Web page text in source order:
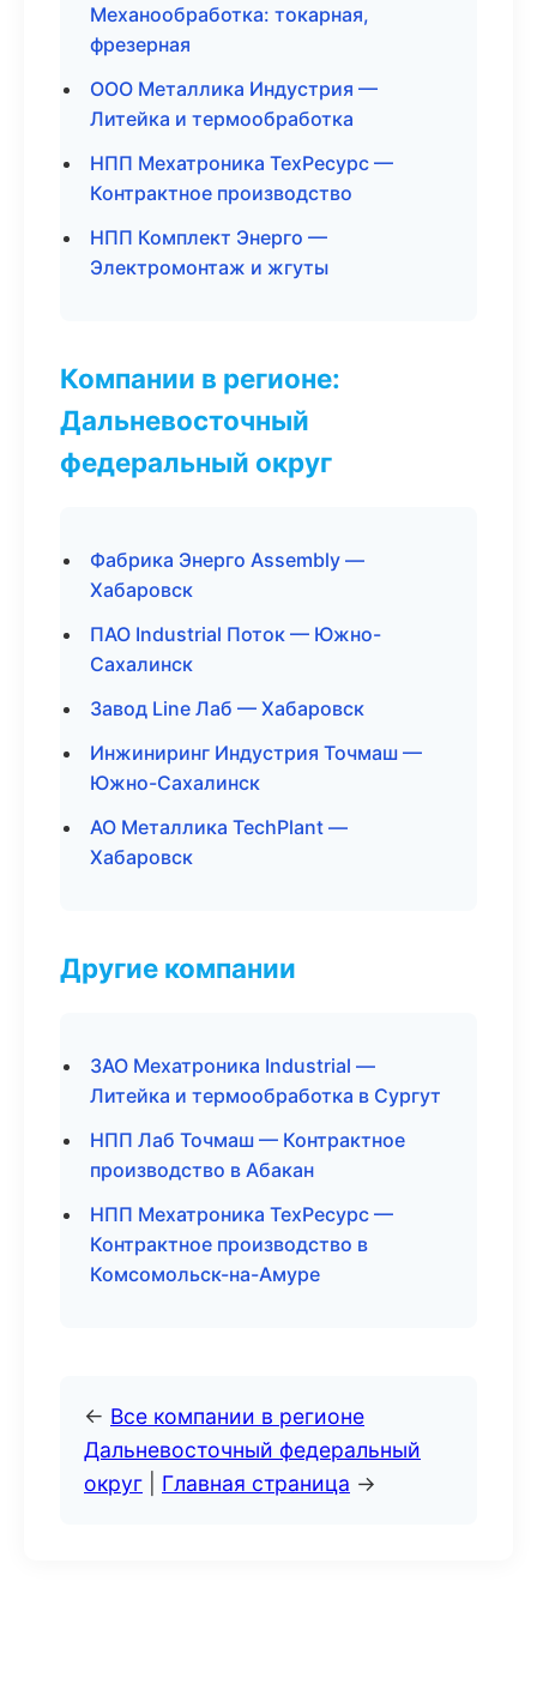
Механообработка: токарная,
фрезерная
ООО Металлика Индустрия —
Литейка и термообработка
НПП Мехатроника ТехРесурс —
Контрактное производство
НПП Комплект Энерго —
Электромонтаж и жгуты
Компании в регионе:
Дальневосточный
федеральный округ
Фабрика Энерго Assembly —
Хабаровск
ПАО Industrial Поток — Южно-
Сахалинск
Завод Line Лаб — Хабаровск
Инжиниринг Индустрия Точмаш —
Южно-Сахалинск
АО Металлика TechPlant —
Хабаровск
Другие компании
ЗАО Мехатроника Industrial —
Литейка и термообработка в Сургут
НПП Лаб Точмаш — Контрактное
производство в Абакан
НПП Мехатроника ТехРесурс —
Контрактное производство в
Комсомольск-на-Амуре
← Все компании в регионе
Дальневосточный федеральный
округ
Главная страница →